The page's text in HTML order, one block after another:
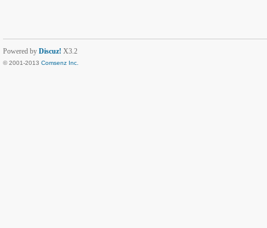
Powered by Discuz! X3.2
© 2001-2013 Comsenz Inc.